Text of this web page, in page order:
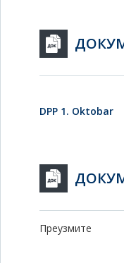
DPP 1. Oktobar
Преузмите